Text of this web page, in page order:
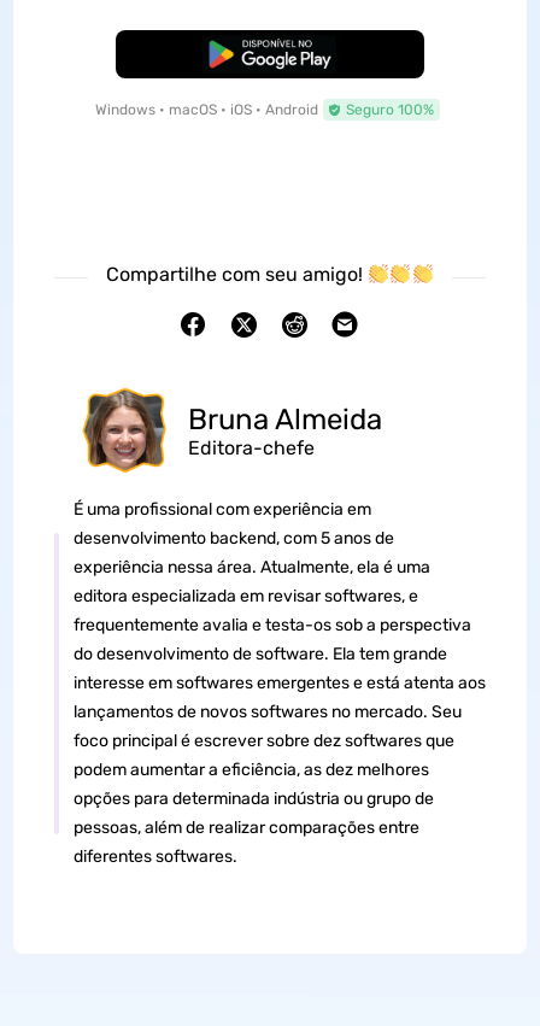
Baixar Grátis
Windows • macOS • iOS • Android Seguro 100%
Compartilhe com seu amigo!
Bruna Almeida
Editora-chefe
É uma profissional com experiência em
desenvolvimento backend, com 5 anos de
experiência nessa área. Atualmente, ela é uma
editora especializada em revisar softwares, e
frequentemente avalia e testa-os sob a perspectiva
do desenvolvimento de software. Ela tem grande
interesse em softwares emergentes e está atenta aos
lançamentos de novos softwares no mercado. Seu
foco principal é escrever sobre dez softwares que
podem aumentar a eficiência, as dez melhores
opções para determinada indústria ou grupo de
pessoas, além de realizar comparações entre
diferentes softwares.